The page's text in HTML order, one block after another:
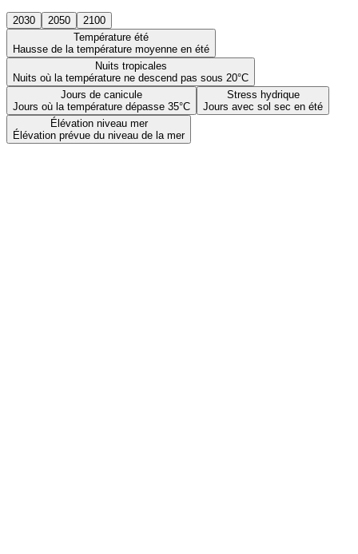
2030 2050
2100
Température été
Hausse de la température moyenne en été
Nuits tropicales
Nuits où la température ne descend pas sous 20°C
Jours de canicule
Jours où la température dépasse 35°C
Stress hydrique
Jours avec sol sec en été
Élévation niveau mer
Élévation prévue du niveau de la mer